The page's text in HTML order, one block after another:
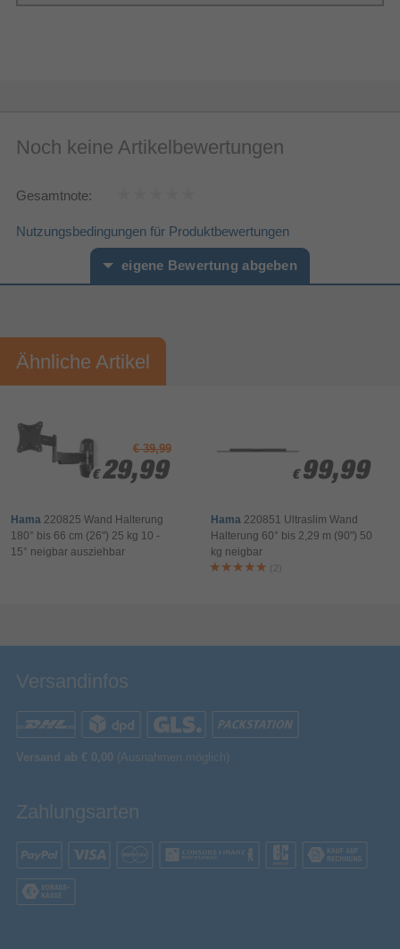
Noch keine Artikelbewertungen
Gesamtnote:
Nutzungsbedingungen für Produktbewertungen
eigene Bewertung abgeben
Ihre Bewertung:
Ihr Kommentar*
Ähnliche Artikel
€ 39,99
€ 29,99
€ 29,99
Hama 220825 Wand Halterung
180° bis 66 cm (26") 25 kg 10 -
15° neigbar ausziehbar
€ 99,99
€ 99,99
Hama 220851 Ultraslim Wand
Halterung 60° bis 2,29 m (90") 50
kg neigbar
(2)
Versandinfos
Versand ab € 0,00 (Ausnahmen möglich)
Zahlungsarten